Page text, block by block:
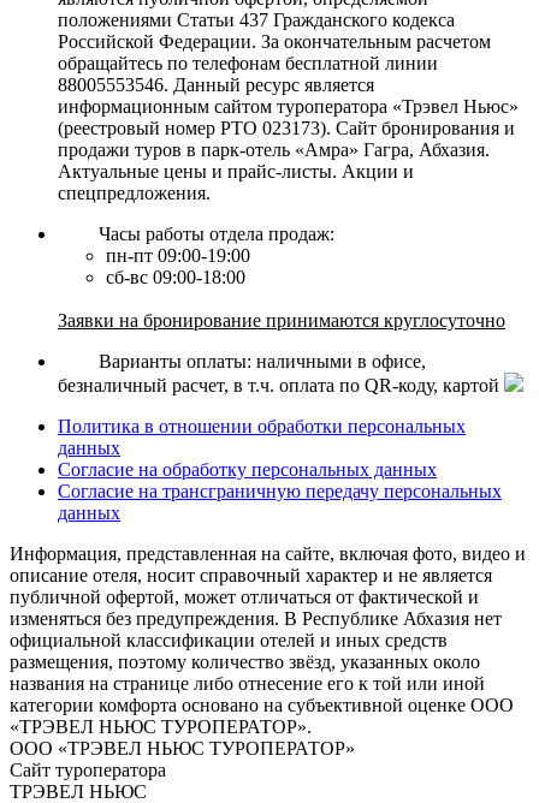
положениями Статьи 437 Гражданского кодекса
Российской Федерации. За окончательным расчетом
обращайтесь по телефонам бесплатной линии
88005553546. Данный ресурс является
информационным сайтом туроператора «Трэвел Ньюс»
(реестровый номер РТО 023173). Сайт бронирования и
продажи туров в парк-отель «Амра» Гагра, Абхазия.
Актуальные цены и прайс-листы. Акции и
спецпредложения.
Часы работы отдела продаж:
пн-пт 09:00-19:00
сб-вс 09:00-18:00
Заявки на бронирование принимаются круглосуточно
Варианты оплаты: наличными в офисе,
безналичный расчет, в т.ч. оплата по QR-коду, картой
Политика в отношении обработки персональных
данных
Согласие на обработку персональных данных
Согласие на трансграничную передачу персональных
данных
Информация, представленная на сайте, включая фото, видео и
описание отеля, носит справочный характер и не является
публичной офертой, может отличаться от фактической и
изменяться без предупреждения. В Республике Абхазия нет
официальной классификации отелей и иных средств
размещения, поэтому количество звёзд, указанных около
названия на странице либо отнесение его к той или иной
категории комфорта основано на субъективной оценке ООО
«ТРЭВЕЛ НЬЮС ТУРОПЕРАТОР».
ООО «ТРЭВЕЛ НЬЮС ТУРОПЕРАТОР»
Сайт туроператора
ТРЭВЕЛ НЬЮС